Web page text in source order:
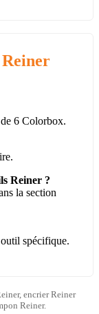
Reiner
6 Colorbox.
Reiner ?
la section
spécifique.
encrier Reiner
Reiner.